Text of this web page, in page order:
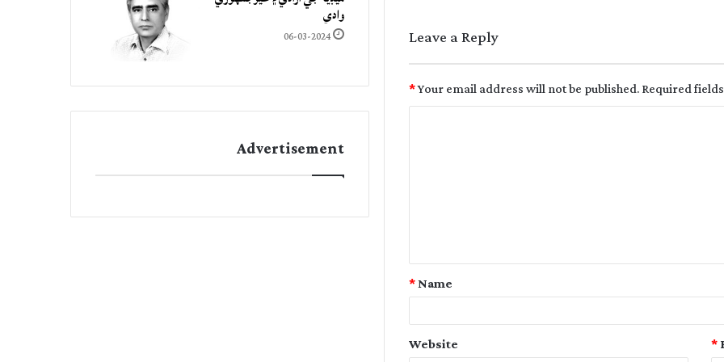
Leave a Reply
Your email address will not be published.Required
*
Name
*
*
Website
وادي
06-03-2024
Advertisement